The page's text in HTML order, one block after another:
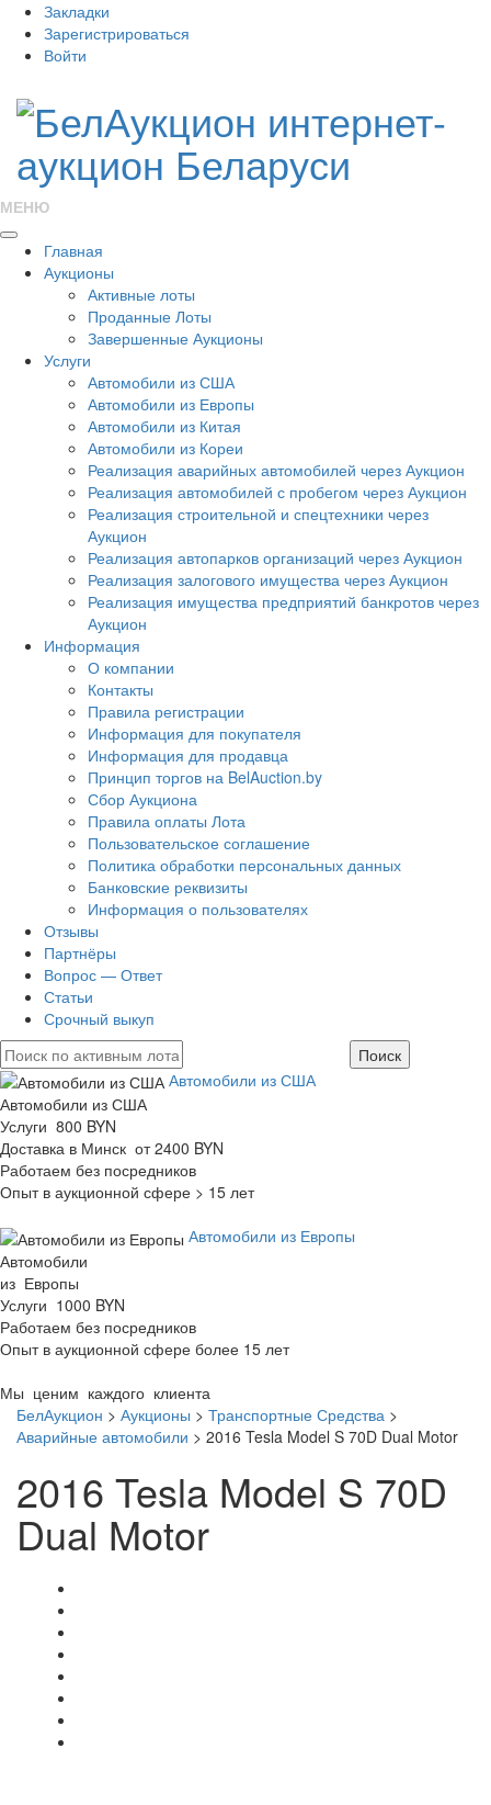
Закладки
Зарегистрироваться
Войти
МЕНЮ
Главная
Аукционы
Активные лоты
Проданные Лоты
Завершенные Аукционы
Услуги
Автомобили из США
Автомобили из Европы
Автомобили из Китая
Автомобили из Кореи
Реализация аварийных автомобилей через Аукцион
Реализация автомобилей с пробегом через Аукцион
Реализация строительной и спецтехники через
Аукцион
Реализация автопарков организаций через Аукцион
Реализация залогового имущества через Аукцион
Реализация имущества предприятий банкротов через
Аукцион
Информация
О компании
Контакты
Правила регистрации
Информация для покупателя
Информация для продавца
Принцип торгов на BelAuction.by
Сбор Аукциона
Правила оплаты Лота
Пользовательское соглашение
Политика обработки персональных данных
Банковские реквизиты
Информация о пользователях
Отзывы
Партнёры
Вопрос — Ответ
Статьи
Срочный выкуп
Автомобили из США
Автомобили из США
Услуги 800 BYN
Доставка в Минск от 2400 BYN
Работаем без посредников
Опыт в аукционной сфере > 15 лет
Автомобили из Европы
Автомобили
из Европы
Услуги 1000 BYN
Работаем без посредников
Опыт в аукционной сфере более 15 лет
Мы ценим каждого клиента
БелАукцион > Аукционы > Транспортные Средства >
Аварийные автомобили > 2016 Tesla Model S 70D Dual Motor
2016 Tesla Model S 70D
Dual Motor